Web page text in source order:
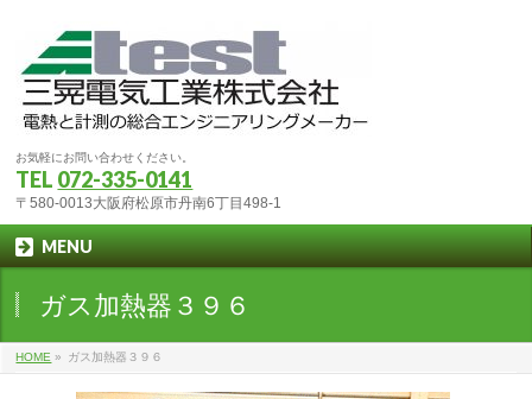
お気軽にお問い合わせください。
TEL 072-335-0141
〒580-0013大阪府松原市丹南6丁目498-1
MENU
ガス加熱器３９６
HOME » ガス加熱器３９６